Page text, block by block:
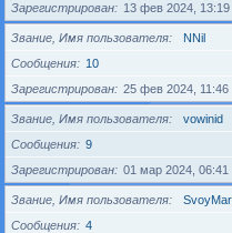
Зарегистрирован
13 фев 2024, 13:19
Звание, Имя пользователя
NNil
Сообщения
10
Зарегистрирован
25 фев 2024, 11:46
Звание, Имя пользователя
vowinid
Сообщения
9
Зарегистрирован
01 мар 2024, 06:41
Звание, Имя пользователя
Сообщения
4